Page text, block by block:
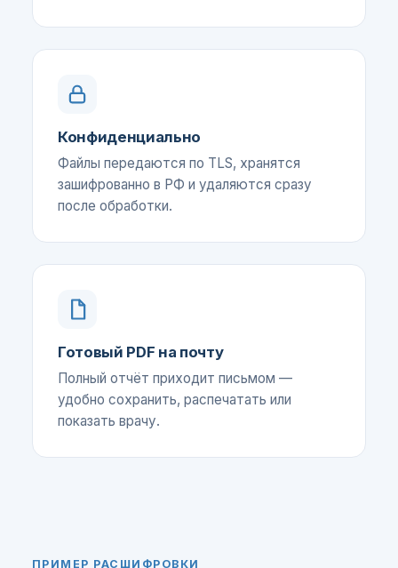
Конфиденциально
Файлы передаются по TLS, хранятся
зашифрованно в РФ и удаляются сразу
после обработки.
Готовый PDF на почту
Полный отчёт приходит письмом —
удобно сохранить, распечатать или
показать врачу.
ПРИМЕР РАСШИФРОВКИ